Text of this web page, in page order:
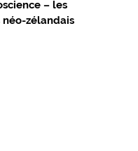
– les
zélandais